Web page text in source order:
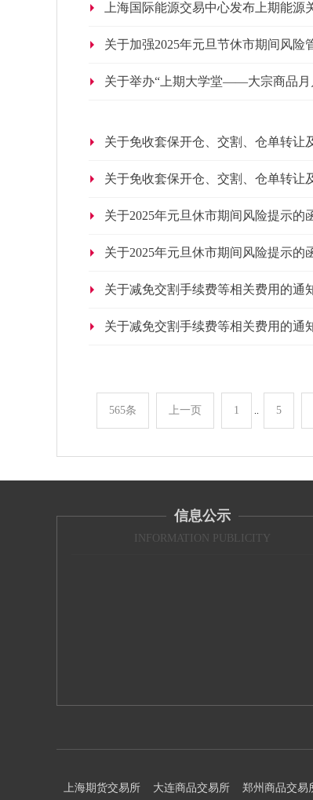
上海国际能源交易中心发布上期能
关于加强2025年元旦节休市期间风险
关于举办“上期大学堂——大宗商品月
关于免收套保开仓、交割、仓单转让
关于免收套保开仓、交割、仓单转让
关于2025年元旦休市期间风险提示的
关于2025年元旦休市期间风险提示的
关于减免交割手续费等相关费用的通
关于减免交割手续费等相关费用的通
565条 上一页 1 .. 5
信息公示
INFORMATION PUBLICITY
上海期货交易所 大连商品交易所 郑州商品交易